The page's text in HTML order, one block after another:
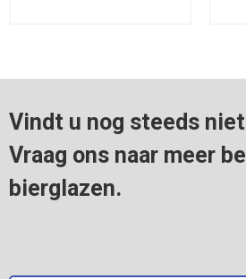
Vindt u nog steeds
Vraag ons naar meer
bierglazen.